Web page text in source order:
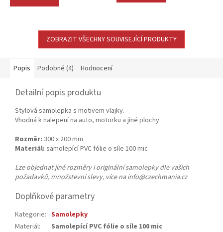
5
z
ZOBRAZIT VŠECHNY SOUVISEJÍCÍ PRODUKTY
Popis Podobné (4) Hodnocení
Detailní popis produktu
Stylová samolepka s motivem vlajky.
Vhodná k nalepení na auto, motorku a jiné plochy.
Rozměr: 300 x 200 mm
Materiál: samolepící PVC fólie o síle 100 mic
Lze objednat jiné rozměry i originální samolepky dle vašich
požadavků, množstevní slevy, více na info@czechmania.cz
Doplňkové parametry
Kategorie: Samolepky
Materiál:
Samolepící PVC fólie o síle 100 mic